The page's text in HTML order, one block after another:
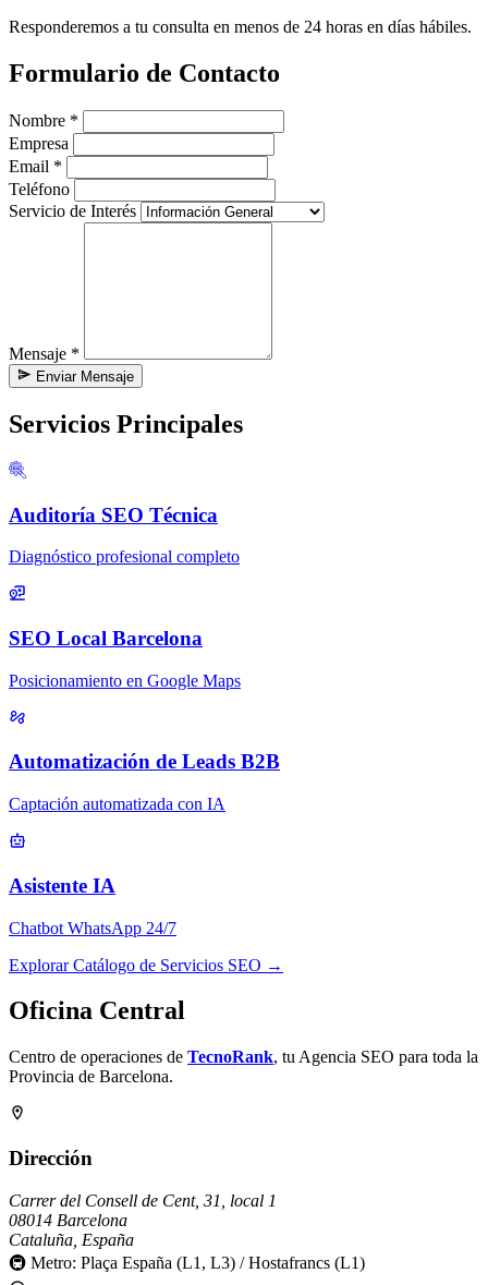
Responderemos a tu consulta en menos de 24 horas en días hábiles.
Formulario de Contacto
Nombre *
Empresa
Email *
Teléfono
Servicio de Interés
Mensaje *
Enviar Mensaje
Servicios Principales
Auditoría SEO Técnica
Diagnóstico profesional completo
SEO Local Barcelona
Posicionamiento en Google Maps
Automatización de Leads B2B
Captación automatizada con IA
Asistente IA
Chatbot WhatsApp 24/7
Explorar Catálogo de Servicios SEO →
Oficina Central
Centro de operaciones de TecnoRank, tu Agencia SEO para toda la
Provincia de Barcelona.
Dirección
Carrer del Consell de Cent, 31, local 1
08014 Barcelona
Cataluña, España
🚇 Metro: Plaça España (L1, L3) / Hostafrancs (L1)